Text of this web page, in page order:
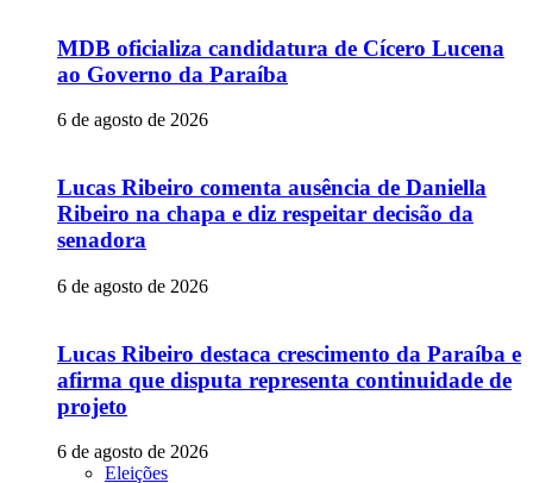
MDB oficializa candidatura de Cícero Lucena
ao Governo da Paraíba
6 de agosto de 2026
Lucas Ribeiro comenta ausência de Daniella
Ribeiro na chapa e diz respeitar decisão da
senadora
6 de agosto de 2026
Lucas Ribeiro destaca crescimento da Paraíba e
afirma que disputa representa continuidade de
projeto
6 de agosto de 2026
Eleições